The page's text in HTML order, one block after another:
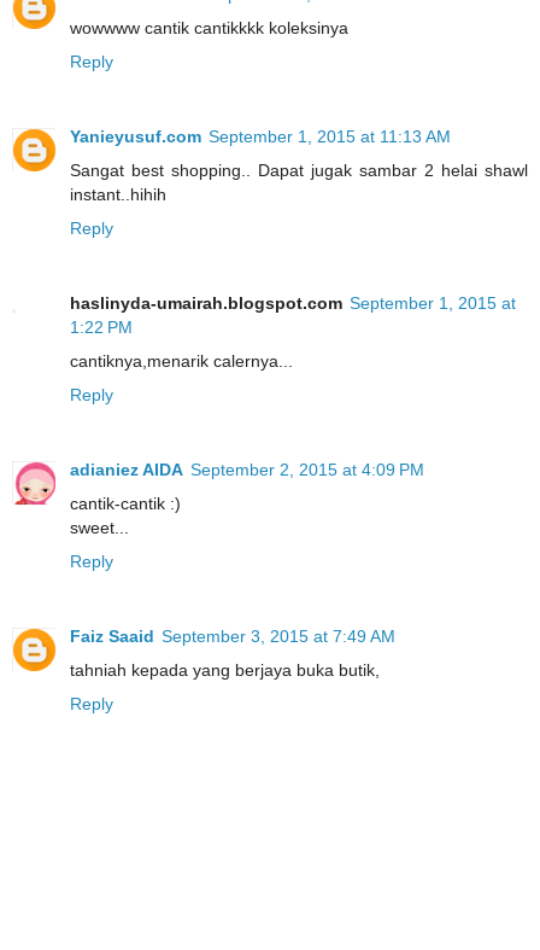
wowwww cantik cantikkkk koleksinya
Reply
Yanieyusuf.com September 1, 2015 at 11:13 AM
Sangat best shopping.. Dapat jugak sambar 2 helai shawl
instant..hihih
Reply
haslinyda-umairah.blogspot.com September 1, 2015 at
1:22 PM
cantiknya,menarik calernya...
Reply
adianiez AIDA September 2, 2015 at 4:09 PM
cantik-cantik :)
sweet...
Reply
Faiz Saaid September 3, 2015 at 7:49 AM
tahniah kepada yang berjaya buka butik,
Reply